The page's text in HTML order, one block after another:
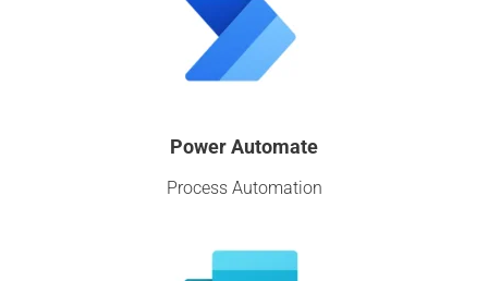
Power Automate
Process Automation